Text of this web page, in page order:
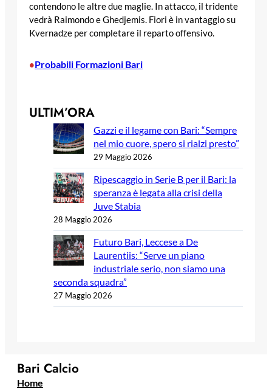
contendono le altre due maglie. In attacco, il tridente
vedrà Raimondo e Ghedjemis. Fiori è in vantaggio su
Kvernadze per completare il reparto offensivo.
•Probabili Formazioni Bari
ULTIM’ORA
Gazzi e il legame con Bari: “Sempre
nel mio cuore, spero si rialzi presto”
29 Maggio 2026
Ripescaggio in Serie B per il Bari: la
speranza è legata alla crisi della
Juve Stabia
28 Maggio 2026
Futuro Bari, Leccese a De
Laurentiis: “Serve un piano
industriale serio, non siamo una
seconda squadra”
27 Maggio 2026
Bari Calcio
Home